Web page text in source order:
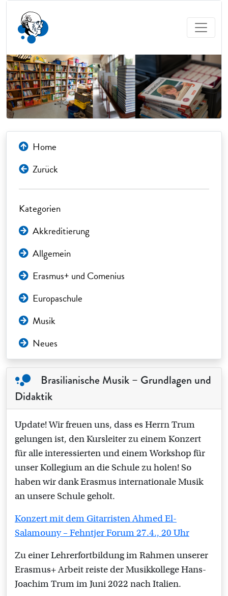
Home
Zurück
Kategorien
Akkreditierung
Allgemein
Erasmus+ und Comenius
Europaschule
Musik
Neues
Brasilianische Musik – Grundlagen und
Didaktik
Update! Wir freuen uns, dass es Herrn Trum
gelungen ist, den Kursleiter zu einem Konzert
für alle interessierten und einem Workshop für
unser Kollegium an die Schule zu holen! So
haben wir dank Erasmus internationale Musik
an unsere Schule geholt.
Konzert mit dem Gitarristen Ahmed El-
Salamouny – Fehntjer Forum 27.4., 20 Uhr
Zu einer Lehrerfortbildung im Rahmen unserer
Erasmus+ Arbeit reiste der Musikkollege Hans-
Joachim Trum im Juni 2022 nach Italien.